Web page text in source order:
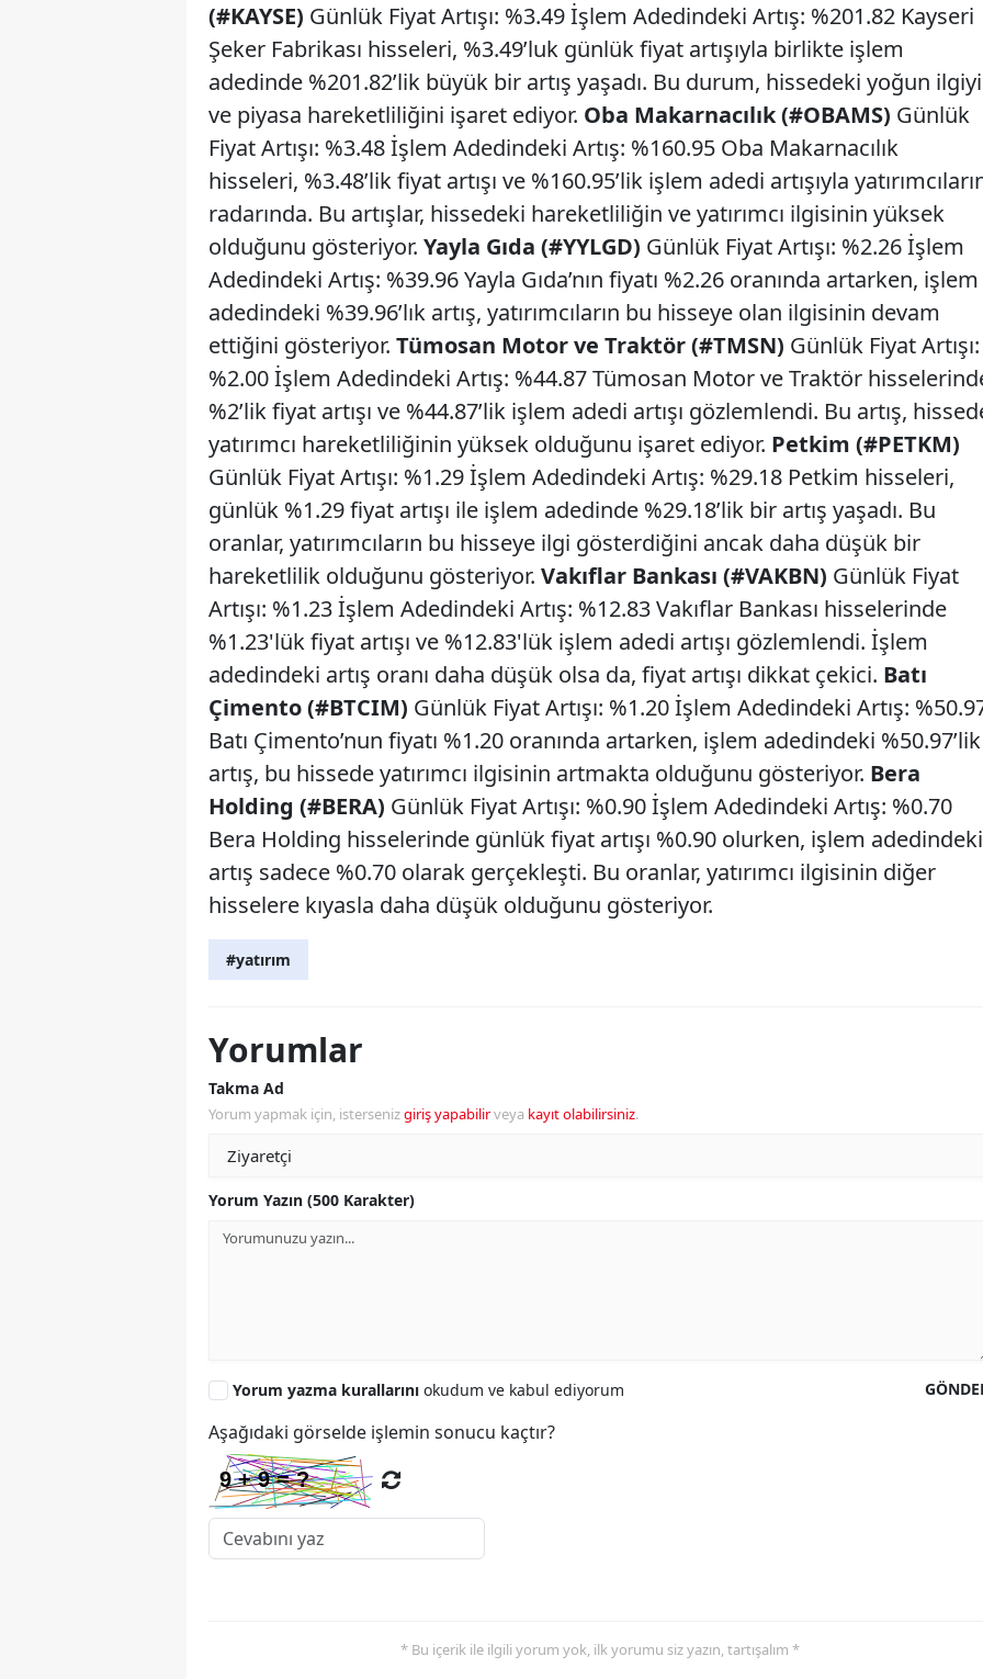
(#KAYSE) Günlük Fiyat Artışı: %3.49 İşlem Adedindeki Artış: %201.82 Kayseri
Şeker Fabrikası hisseleri, %3.49’luk günlük fiyat artışıyla birlikte işlem
adedinde %201.82’lik büyük bir artış yaşadı. Bu durum, hissedeki yoğun ilgiyi
ve piyasa hareketliliğini işaret ediyor. Oba Makarnacılık (#OBAMS) Günlük
Fiyat Artışı: %3.48 İşlem Adedindeki Artış: %160.95 Oba Makarnacılık
hisseleri, %3.48’lik fiyat artışı ve %160.95’lik işlem adedi artışıyla
radarında. Bu artışlar, hissedeki hareketliliğin ve yatırımcı ilgisinin yüksek
olduğunu gösteriyor. Yayla Gıda (#YYLGD) Günlük Fiyat Artışı: %2.26 İşlem
Adedindeki Artış: %39.96 Yayla Gıda’nın fiyatı %2.26 oranında artarken, işlem
adedindeki %39.96’lık artış, yatırımcıların bu hisseye olan ilgisinin devam
ettiğini gösteriyor. Tümosan Motor ve Traktör (#TMSN) Günlük Fiyat Artışı:
%2.00 İşlem Adedindeki Artış: %44.87 Tümosan Motor ve Traktör
%2’lik fiyat artışı ve %44.87’lik işlem adedi artışı gözlemlendi. Bu artış,
yatırımcı hareketliliğinin yüksek olduğunu işaret ediyor. Petkim (#PETKM)
Günlük Fiyat Artışı: %1.29 İşlem Adedindeki Artış: %29.18 Petkim hisseleri,
günlük %1.29 fiyat artışı ile işlem adedinde %29.18’lik bir artış yaşadı. Bu
oranlar, yatırımcıların bu hisseye ilgi gösterdiğini ancak daha düşük bir
hareketlilik olduğunu gösteriyor. Vakıflar Bankası (#VAKBN) Günlük Fiyat
Artışı: %1.23 İşlem Adedindeki Artış: %12.83 Vakıflar Bankası hisselerinde
%1.23'lük fiyat artışı ve %12.83'lük işlem adedi artışı gözlemlendi. İşlem
adedindeki artış oranı daha düşük olsa da, fiyat artışı dikkat çekici. Batı
Çimento (#BTCIM) Günlük Fiyat Artışı: %1.20 İşlem Adedindeki Artış:
Batı Çimento’nun fiyatı %1.20 oranında artarken, işlem adedindeki %50.97’lik
artış, bu hissede yatırımcı ilgisinin artmakta olduğunu gösteriyor. Bera
Holding (#BERA) Günlük Fiyat Artışı: %0.90 İşlem Adedindeki Artış: %0.70
Bera Holding hisselerinde günlük fiyat artışı %0.90 olurken, işlem adedindeki
artış sadece %0.70 olarak gerçekleşti. Bu oranlar, yatırımcı ilgisinin diğer
hisselere kıyasla daha düşük olduğunu gösteriyor.
#yatırım
Yorumlar
Takma Ad
Yorum yapmak için, istersenizgiriş yapabilirveya kayıt olabilirsiniz.
Yorum Yazın (500 Karakter)
Yorum yazma kurallarını okudum ve kabul ediyorum
Aşağıdaki görselde işlemin sonucu kaçtır?
* Bu içerik ile ilgili yorum yok, ilk yorumu siz yazın, tartışalım *